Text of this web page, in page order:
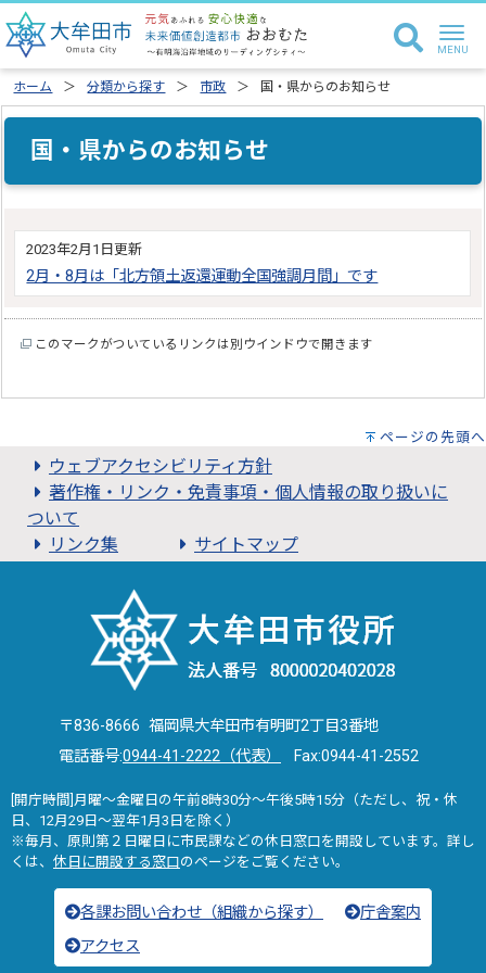
ホーム 分類から探す 市政 国・県からのお知らせ
国・県からのお知らせ
2023年2月1日更新
2月・8月は「北方領土返還運動全国強調月間」です
このマークがついているリンクは別ウインドウで開きます
ページの先頭へ
ウェブアクセシビリティ方針
著作権・リンク・免責事項・個人情報の取り扱いに
ついて
リンク集
サイトマップ
〒836-8666 福岡県大牟田市有明町2丁目3番地
電話番号:0944-41-2222（代表） Fax:0944-41-2552
[開庁時間]月曜～金曜日の午前8時30分～午後5時15分（ただし、祝・休
日、12月29日～翌年1月3日を除く）
※毎月、原則第２日曜日に市民課などの休日窓口を開設しています。詳し
くは、 休日に開設する窓口のページをご覧ください。
各課お問い合わせ（組織から探す）
庁舎案内
アクセス